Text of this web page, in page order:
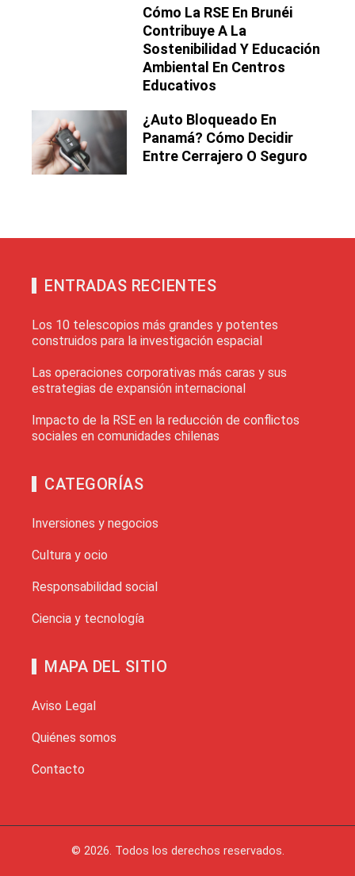
Cómo La RSE En Brunéi
Contribuye A La
Sostenibilidad Y Educación
Ambiental En Centros
Educativos
¿Auto Bloqueado En
Panamá? Cómo Decidir
Entre Cerrajero O Seguro
ENTRADAS RECIENTES
Los 10 telescopios más grandes y potentes
construidos para la investigación espacial
Las operaciones corporativas más caras y sus
estrategias de expansión internacional
Impacto de la RSE en la reducción de conflictos
sociales en comunidades chilenas
CATEGORÍAS
Inversiones y negocios
Cultura y ocio
Responsabilidad social
Ciencia y tecnología
MAPA DEL SITIO
Aviso Legal
Quiénes somos
Contacto
© 2026. Todos los derechos reservados.